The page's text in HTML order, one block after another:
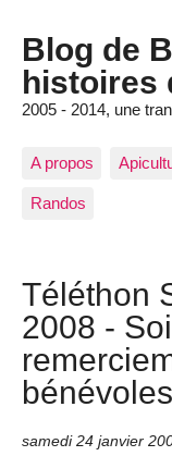
Blog de
histoires
2005 - 2014, une
A propos
Randos
Téléthon
2008 -
bénévoles
samedi 24 janvier